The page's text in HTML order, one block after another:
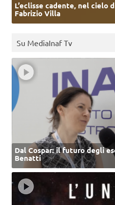
L’eclisse cadente, nel cielo
Fabrizio Villa
Su MediaInaf Tv
Dal Cospar: il futuro degli
Benatti